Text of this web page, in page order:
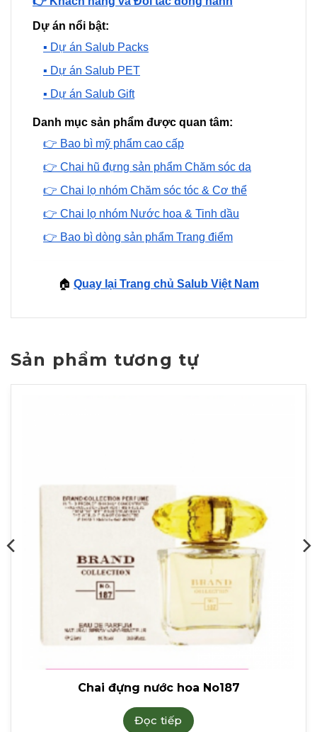
Dự án nổi bật:
▪️ Dự án Salub Packs
▪️ Dự án Salub PET
▪️ Dự án Salub Gift
Danh mục sản phẩm được quan tâm:
👉 Bao bì mỹ phẩm cao cấp
👉 Chai hũ đựng sản phẩm Chăm sóc da
👉 Chai lọ nhóm Chăm sóc tóc & Cơ thể
👉 Chai lọ nhóm Nước hoa & Tinh dầu
👉 Bao bì dòng sản phẩm Trang điểm
🏠 Quay lại Trang chủ Salub Việt Nam
Sản phẩm tương tự
Chai đựng nước hoa No187
Đọc tiếp